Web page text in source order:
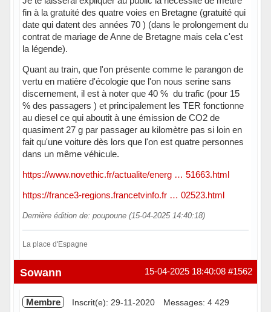
fin à la gratuité des quatre voies en Bretagne (gratuité qui
date qui datent des années 70 ) (dans le prolongement du
contrat de mariage de Anne de Bretagne mais cela c'est
la légende).
Quant au train, que l'on présente comme le parangon de
vertu en matière d'écologie que l'on nous serine sans
discernement, il est à noter que 40 % du trafic (pour 15
% des passagers ) et principalement les TER fonctionne
au diesel ce qui aboutit à une émission de CO2 de
quasiment 27 g par passager au kilomètre pas si loin en
fait qu'une voiture dès lors que l'on est quatre personnes
dans un même véhicule.
https://www.novethic.fr/actualite/energ … 51663.html
https://france3-regions.francetvinfo.fr … 02523.html
Dernière édition de: poupoune (15-04-2025 14:40:18)
La place d'Espagne
Hors ligne #1562
15-04-2025 18:40:08
Sowann
Membre Inscrit(e): 29-11-2020 Messages: 4 429